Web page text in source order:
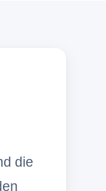
die